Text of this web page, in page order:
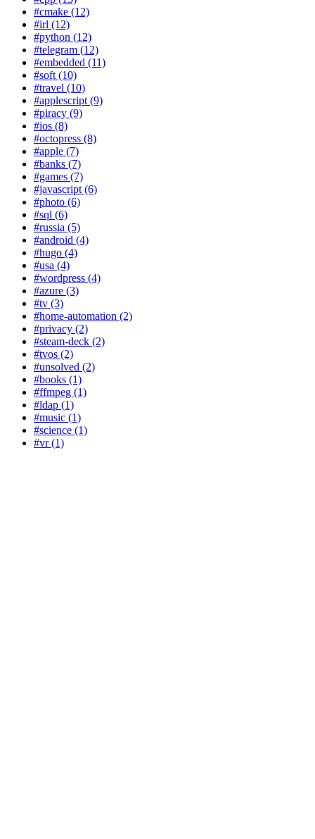
#cmake (12)
#irl (12)
#python (12)
#telegram (12)
#embedded (11)
#soft (10)
#travel (10)
#applescript (9)
#piracy (9)
#ios (8)
#octopress (8)
#apple (7)
#banks (7)
#games (7)
#javascript (6)
#photo (6)
#sql (6)
#russia (5)
#android (4)
#hugo (4)
#usa (4)
#wordpress (4)
#azure (3)
#tv (3)
#home-automation (2)
#privacy (2)
#steam-deck (2)
#tvos (2)
#unsolved (2)
#books (1)
#ffmpeg (1)
#ldap (1)
#music (1)
#science (1)
#vr (1)